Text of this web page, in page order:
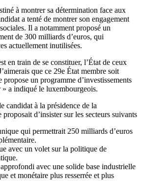
à montrer sa détermination face aux
a tenté de montrer son engagement
Il a notamment proposé un
de 300 milliards d’euros, qui
actuellement inutilisées.
en train de se constituer, l’État de ceux
que ce 29e État membre soit
propose un programme d’investissements
a indiqué le luxembourgeois.
candidat à la présidence de la
d’insister sur les secteurs suivants
qui permettrait 250 milliards d’euros
avec un volet sur la politique de
avec une solide base industrielle
et monétaire plus resserrée et plus